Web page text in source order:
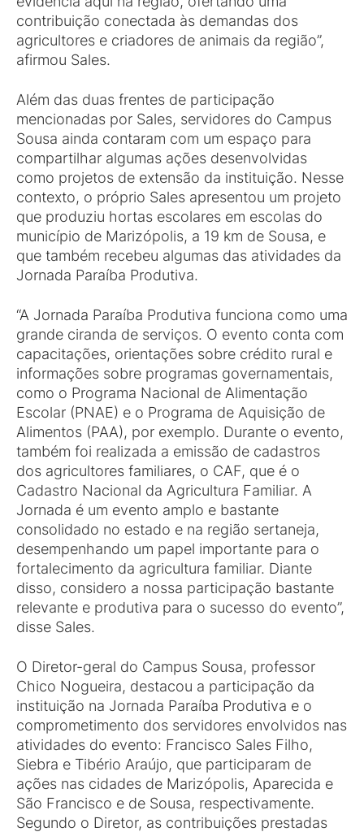
contribuição conectada às demandas dos
agricultores e criadores de animais da região”,
afirmou Sales.
Além das duas frentes de participação
mencionadas por Sales, servidores do Campus
Sousa ainda contaram com um espaço para
compartilhar algumas ações desenvolvidas
como projetos de extensão da instituição. Nesse
contexto, o próprio Sales apresentou um projeto
que produziu hortas escolares em escolas do
município de Marizópolis, a 19 km de Sousa, e
que também recebeu algumas das atividades da
Jornada Paraíba Produtiva.
“A Jornada Paraíba Produtiva funciona como uma
grande ciranda de serviços. O evento conta com
capacitações, orientações sobre crédito rural e
informações sobre programas governamentais,
como o Programa Nacional de Alimentação
Escolar (PNAE) e o Programa de Aquisição de
Alimentos (PAA), por exemplo. Durante o evento,
também foi realizada a emissão de cadastros
dos agricultores familiares, o CAF, que é o
Cadastro Nacional da Agricultura Familiar. A
Jornada é um evento amplo e bastante
consolidado no estado e na região sertaneja,
desempenhando um papel importante para o
fortalecimento da agricultura familiar. Diante
disso, considero a nossa participação bastante
relevante e produtiva para o sucesso do evento”,
disse Sales.
O Diretor-geral do Campus Sousa, professor
Chico Nogueira, destacou a participação da
instituição na Jornada Paraíba Produtiva e o
comprometimento dos servidores envolvidos nas
atividades do evento: Francisco Sales Filho,
Siebra e Tibério Araújo, que participaram de
ações nas cidades de Marizópolis, Aparecida e
São Francisco e de Sousa, respectivamente.
Segundo o Diretor, as contribuições prestadas